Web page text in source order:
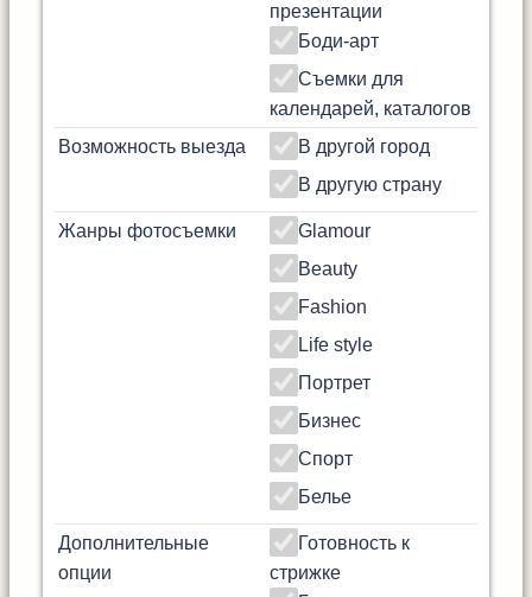
презентации
Боди-арт
Съемки для
календарей, каталогов
Возможность выезда
В другой город
В другую страну
Жанры фотосъемки
Glamour
Beauty
Fashion
Life style
Портрет
Бизнес
Спорт
Белье
Дополнительные
опции
Готовность к
стрижке